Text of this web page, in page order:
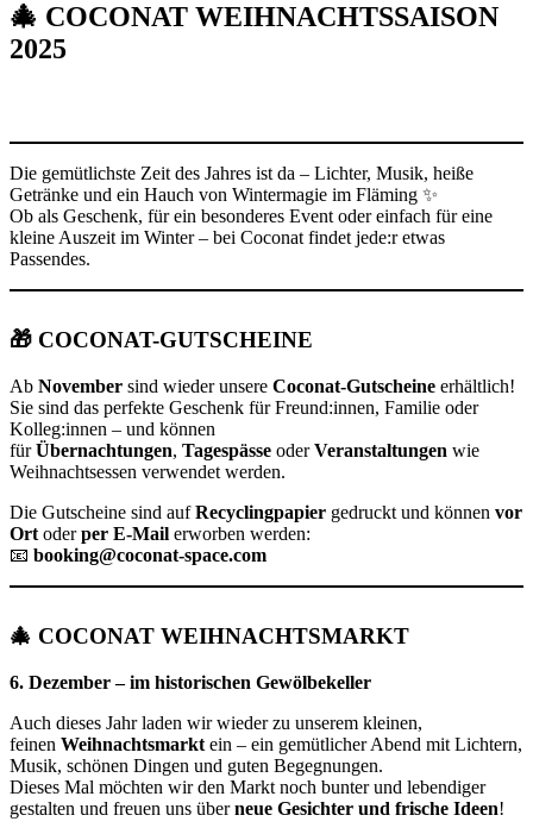
🎄 COCONAT WEIHNACHTSSAISON
2025
Die gemütlichste Zeit des Jahres ist da – Lichter, Musik, heiße
Getränke und ein Hauch von Wintermagie im Fläming ✨
Ob als Geschenk, für ein besonderes Event oder einfach für eine
kleine Auszeit im Winter – bei Coconat findet jede:r etwas
Passendes.
🎁 COCONAT-GUTSCHEINE
Ab November sind wieder unsere Coconat-Gutscheine erhältlich!
Sie sind das perfekte Geschenk für Freund:innen, Familie oder
Kolleg:innen – und können
fürÜbernachtungen, Tagespässe oderVeranstaltungen wie
Weihnachtsessen verwendet werden.
Die Gutscheine sind aufRecyclingpapier gedruckt und können vor
Ort oderper E-Mail erworben werden:
📧 booking@coconat-space.com
🎄 COCONAT WEIHNACHTSMARKT
6. Dezember – im historischen Gewölbekeller
Auch dieses Jahr laden wir wieder zu unserem kleinen,
feinen Weihnachtsmarkt ein – ein gemütlicher Abend mit Lichtern,
Musik, schönen Dingen und guten Begegnungen.
Dieses Mal möchten wir den Markt noch bunter und lebendiger
gestalten und freuen uns überneue Gesichter und frische Ideen!